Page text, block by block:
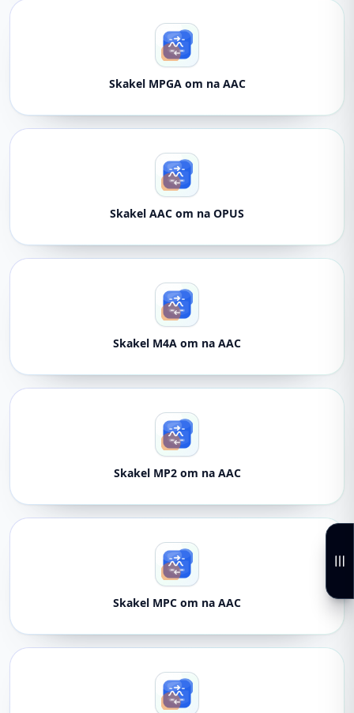
Skakel MPGA om na AAC
Skakel AAC om na OPUS
Skakel M4A om na AAC
Skakel MP2 om na AAC
Skakel MPC om na AAC